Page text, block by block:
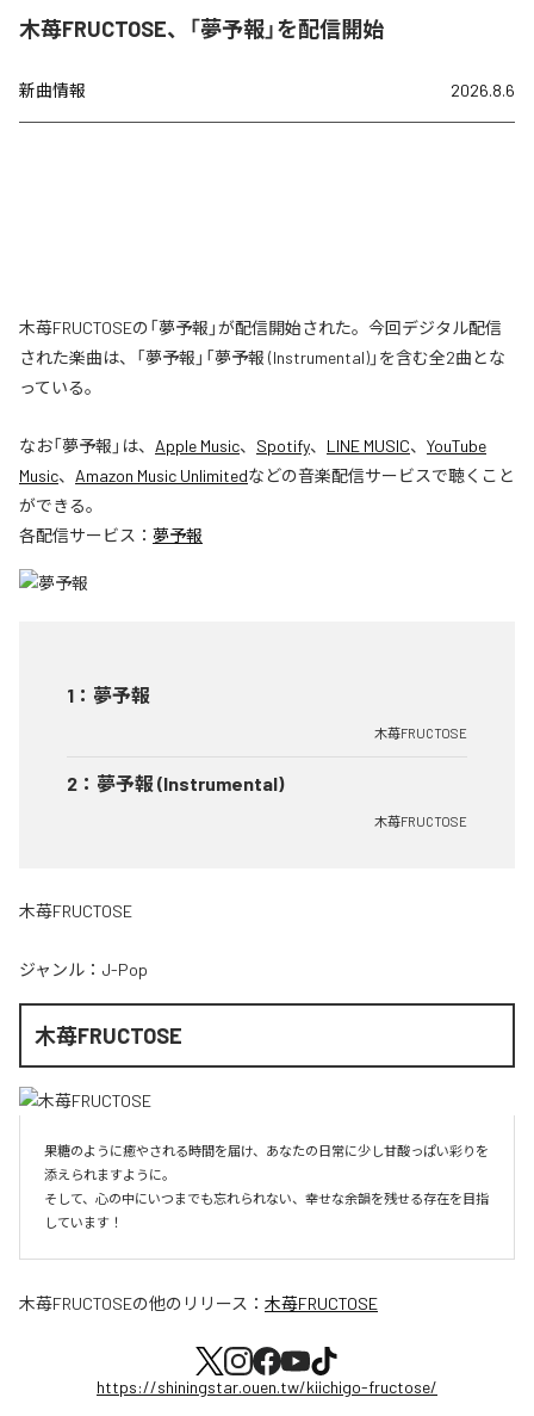
木苺FRUCTOSE、「夢予報」を配信開始
新曲情報 2026.8.6
木苺FRUCTOSEの「夢予報」が配信開始された。今回デジタル配信
された楽曲は、「夢予報」「夢予報 (Instrumental)」を含む全2曲とな
っている。
なお「夢予報 」は、 Apple Music、 Spotify、 LINE MUSIC、 YouTube
Music、 Amazon Music Unlimitedなどの音楽配信サービスで聴くこと
ができる。
各配信サービス： 夢予報
1 ： 夢予報
木苺FRUCTOSE
2 ： 夢予報 (Instrumental)
木苺FRUCTOSE
木苺FRUCTOSE
ジャンル： J-Pop
木苺FRUCTOSE
果糖のように癒やされる時間を届け、あなたの日常に少し甘酸っぱい彩りを
添えられますように。
そして、心の中にいつまでも忘れられない、幸せな余韻を残せる存在を目指
しています！
木苺FRUCTOSEの他のリリース： 木苺FRUCTOSE
https://shiningstar.ouen.tw/kiichigo-fructose/